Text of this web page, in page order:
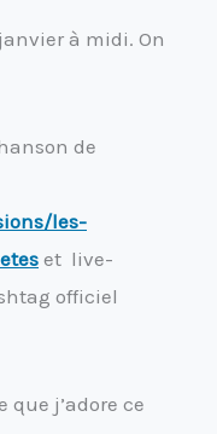
à midi. On
de
les-
et live-
officiel
que j’adore ce